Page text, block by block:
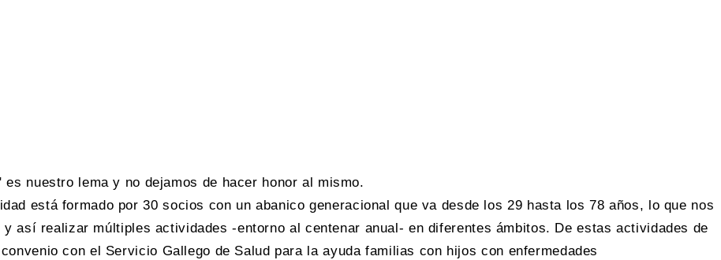
nuestro lema y no dejamos de hacer honor al mismo.
está formado por 30 socios con un abanico generacional que va desde los 29 hasta los 78 años, lo que nos
así realizar múltiples actividades -entorno al centenar anual- en diferentes ámbitos. De estas actividades de
con el Servicio Gallego de Salud para la ayuda familias con hijos con enfermedades